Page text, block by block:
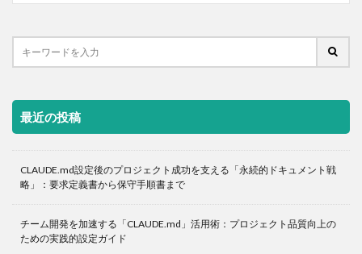
最近の投稿
CLAUDE.md設定後のプロジェクト成功を支える「永続的ドキュメント戦
略」：要求定義書から保守手順書まで
チーム開発を加速する「CLAUDE.md」活用術：プロジェクト品質向上の
ための実践的設定ガイド